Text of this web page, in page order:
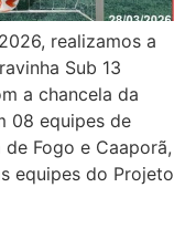
realizamos a
Sub 13
a chancela da
08 equipes de
Fogo e Caaporã,
equipes do Projeto